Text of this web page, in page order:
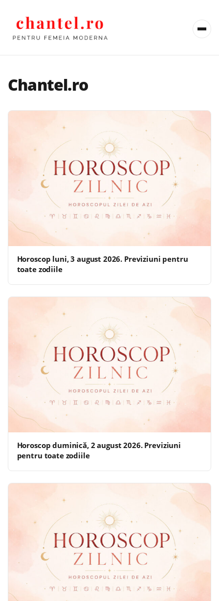
Chantel.ro
Horoscop luni, 3 august 2026. Previziuni pentru
toate zodiile
Horoscop duminică, 2 august 2026. Previziuni
pentru toate zodiile